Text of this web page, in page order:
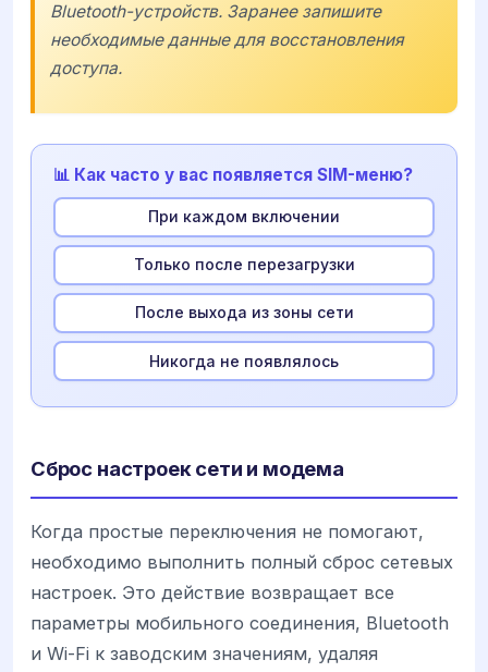
Bluetooth-устройств. Заранее запишите
необходимые данные для восстановления
доступа.
📊 Как часто у вас появляется SIM-меню?
При каждом включении
Только после перезагрузки
После выхода из зоны сети
Никогда не появлялось
Сброс настроек сети и модема
Когда простые переключения не помогают,
необходимо выполнить полный сброс сетевых
настроек. Это действие возвращает все
параметры мобильного соединения, Bluetooth
и Wi-Fi к заводским значениям, удаляя